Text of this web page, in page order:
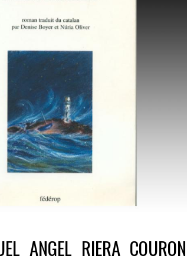
ANGEL RIERA